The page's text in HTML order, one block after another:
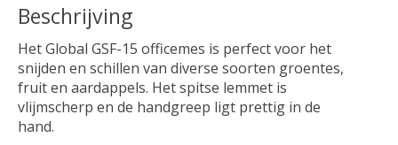
Beschrijving
Het Global GSF-15 officemes is perfect voor het
snijden en schillen van diverse soorten groentes,
fruit en aardappels. Het spitse lemmet is
vlijmscherp en de handgreep ligt prettig in de
hand.